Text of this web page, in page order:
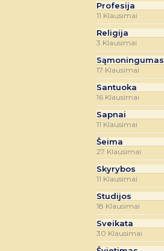
Profesija
11 Klausimai
Religija
3 Klausimai
Sąmoningumas
17 Klausimai
Santuoka
16 Klausimai
Sapnai
11 Klausimai
Šeima
27 Klausimai
Skyrybos
11 Klausimai
Studijos
18 Klausimai
Sveikata
30 Klausimai